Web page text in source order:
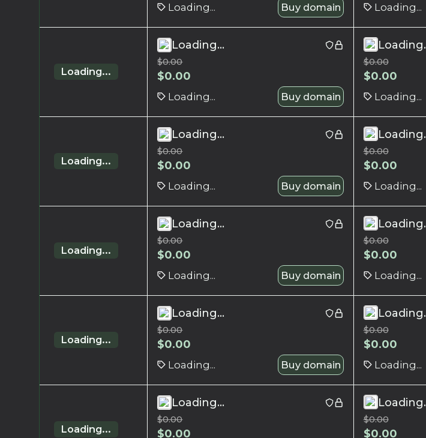
Loading... Buy domain Loading...
Loading...
Loading...
$0.00
$0.00
Loading... Buy domain
$0.00
$0.00
Loading...
Loading...
Loading...
$0.00
$0.00
Loading... Buy domain
$0.00
$0.00
Loading...
Loading...
Loading...
$0.00
$0.00
Loading... Buy domain
$0.00
$0.00
Loading...
Loading...
Loading...
$0.00
$0.00
Loading... Buy domain
$0.00
$0.00
Loading...
Loading...
Loading...
$0.00
$0.00
$0.00
$0.00